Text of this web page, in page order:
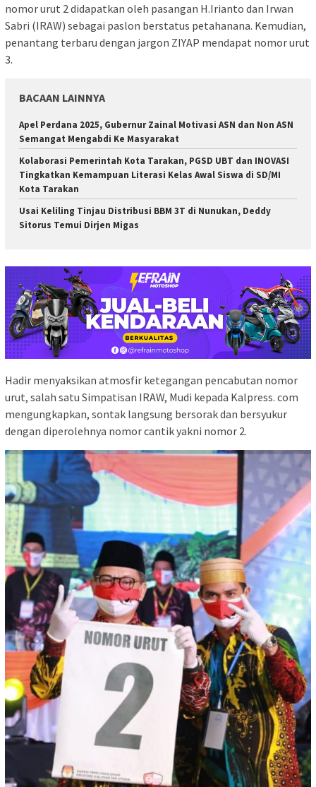
nomor urut 2 didapatkan oleh pasangan H.Irianto dan Irwan
Sabri (IRAW) sebagai paslon berstatus petahanana. Kemudian,
penantang terbaru dengan jargon ZIYAP mendapat nomor urut
3.
BACAAN LAINNYA
Apel Perdana 2025, Gubernur Zainal Motivasi ASN dan Non ASN
Semangat Mengabdi Ke Masyarakat
Kolaborasi Pemerintah Kota Tarakan, PGSD UBT dan INOVASI
Tingkatkan Kemampuan Literasi Kelas Awal Siswa di SD/MI
Kota Tarakan
Usai Keliling Tinjau Distribusi BBM 3T di Nunukan, Deddy
Sitorus Temui Dirjen Migas
Hadir menyaksikan atmosfir ketegangan pencabutan nomor
urut, salah satu Simpatisan IRAW, Mudi kepada Kalpress. com
mengungkapkan, sontak langsung bersorak dan bersyukur
dengan diperolehnya nomor cantik yakni nomor 2.